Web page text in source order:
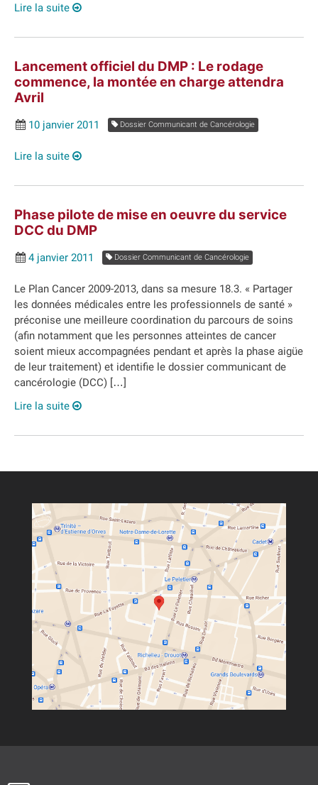
Lire la suite
Lancement officiel du DMP : Le rodage
commence, la montée en charge attendra
Avril
10 janvier 2011 Dossier Communicant de Cancérologie
Lire la suite
Phase pilote de mise en oeuvre du service
DCC du DMP
4 janvier 2011 Dossier Communicant de Cancérologie
Le Plan Cancer 2009-2013, dans sa mesure 18.3. « Partager
les données médicales entre les professionnels de santé »
préconise une meilleure coordination du parcours de soins
(afin notamment que les personnes atteintes de cancer
soient mieux accompagnées pendant et après la phase aigüe
de leur traitement) et identifie le dossier communicant de
cancérologie (DCC) […]
Lire la suite